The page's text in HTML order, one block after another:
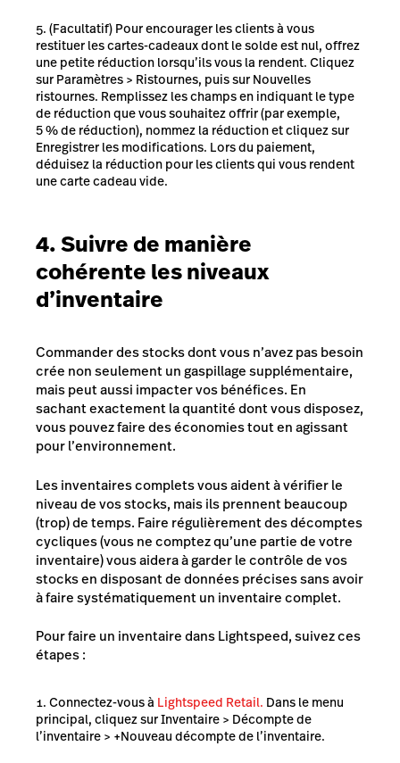
(Facultatif) Pour encourager les clients à vous
restituer les cartes-cadeaux dont le solde est nul, offrez
une petite réduction lorsqu’ils vous la rendent. Cliquez
sur Paramètres > Ristournes, puis sur Nouvelles
ristournes. Remplissez les champs en indiquant le type
de réduction que vous souhaitez offrir (par exemple,
5 % de réduction), nommez la réduction et cliquez sur
Enregistrer les modifications. Lors du paiement,
déduisez la réduction pour les clients qui vous rendent
une carte cadeau vide.
4. Suivre de manière
cohérente les niveaux
d’inventaire
Commander des stocks dont vous n’avez pas besoin
crée non seulement un gaspillage supplémentaire,
mais peut aussi impacter vos bénéfices. En
sachantexactementla quantité dont vous disposez,
vous pouvez faire des économies tout en agissant
pour l’environnement.
Les inventaires complets vous aident à vérifier le
niveau de vos stocks, mais ils prennent beaucoup
(trop) de temps. Faire régulièrement desdécomptes
cycliques(vous ne comptez qu’une partie de votre
inventaire) vous aidera à garder le contrôle de vos
stocks en disposant de données précises sans avoir
à faire systématiquement un inventaire complet.
Pour faire un inventaire dans Lightspeed, suivez ces
étapes :
Connectez-vous à Lightspeed Retail. Dans le menu
principal, cliquez sur Inventaire > Décompte de
l’inventaire > +Nouveau décompte de l’inventaire.